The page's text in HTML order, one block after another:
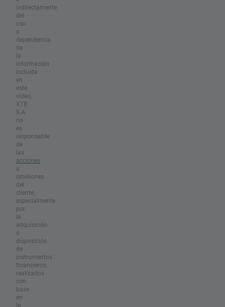
indirectamente
del
uso
o
dependencia
de
la
información
incluida
en
este
vídeo.
XTB
S.A.
no
es
responsable
de
las
acciones
u
omisiones
del
cliente,
especialmente
por
la
adquisición
o
disposición
de
instrumentos
financieros,
realizados
con
base
en
la